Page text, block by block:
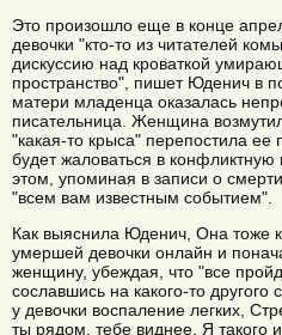
Это произошло еще в конце
девочки "кто-то из читателей
дискуссию над кроваткой
пространство", пишет Юденич в
матери младенца оказалась
писательница. Женщина
"какая-то крыса" перепостила ее
будет жаловаться в
этом, упоминая в записи о
"всем вам известным событием".
Как выяснила Юденич, Она тоже
умершей девочки онлайн и
женщину, убеждая, что "все
сославшись на какого-то другого
у девочки воспаление легких,
ты рядом, тебе виднее. Я такого